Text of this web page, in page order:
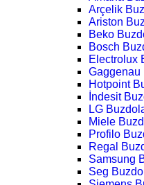
Arçelik
Ariston
Beko
Bosch
Electrolux
Gaggenau
Hotpoint
İndesit
LG
Miele
Profilo
Regal
Samsung
Seg